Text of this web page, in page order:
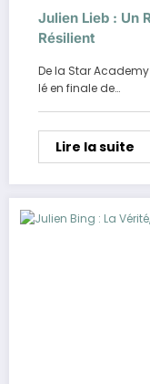
Julien Lieb : Un
Résilient
De la Star
lé en finale de…
Lire la suite